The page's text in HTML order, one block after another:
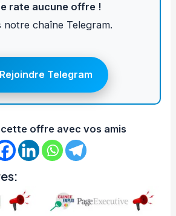
rate aucune offre !
notre chaîne Telegram.
Rejoindre Telegram
offre avec vos amis